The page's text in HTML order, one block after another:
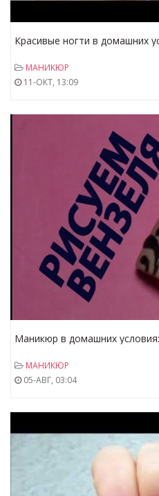
Красивые ногти в домашних
МАНИКЮР
11-ОКТ, 13:09
Маникюр в домашних
МАНИКЮР
05-АВГ, 03:04